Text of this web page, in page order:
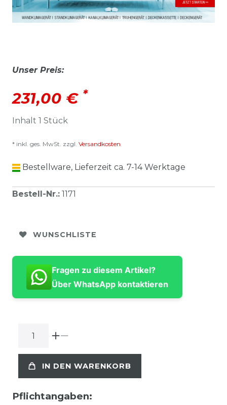
Unser Preis:
231,00 € *
Inhalt 1 Stück
* inkl. ges. MwSt. zzgl. Versandkosten
Bestellware, Lieferzeit ca. 7-14 Werktage
Bestell-Nr.: 1171
WUNSCHLISTE
Fragen zu diesem Artikel?
Über WhatsApp kontaktieren
IN DEN WARENKORB
Pflichtangaben: